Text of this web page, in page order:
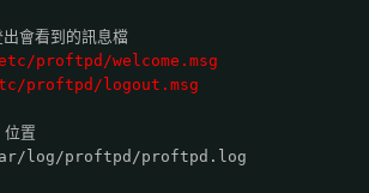
會看到的訊息檔
proftpd/welcome.msg
proftpd/logout.msg
置
log/proftpd/proftpd.log